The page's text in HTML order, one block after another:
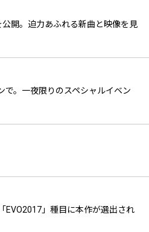
公開。迫力あふれる新曲と映像を見
で。一夜限りのスペシャルイベン
EVO2017」種目に本作が選出され